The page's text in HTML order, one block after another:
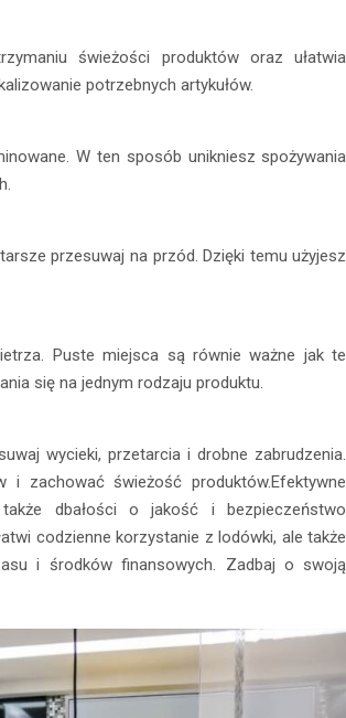
świeżości produktów oraz ułatwia
potrzebnych artykułów.
W ten sposób unikniesz spożywania
przesuwaj na przód. Dzięki temu użyjesz
Puste miejsca są równie ważne jak te
się na jednym rodzaju produktu.
wycieki, przetarcia i drobne zabrudzenia.
zachować świeżość produktów.Efektywne
dbałości o jakość i bezpieczeństwo
codzienne korzystanie z lodówki, ale także
i środków finansowych. Zadbaj o swoją